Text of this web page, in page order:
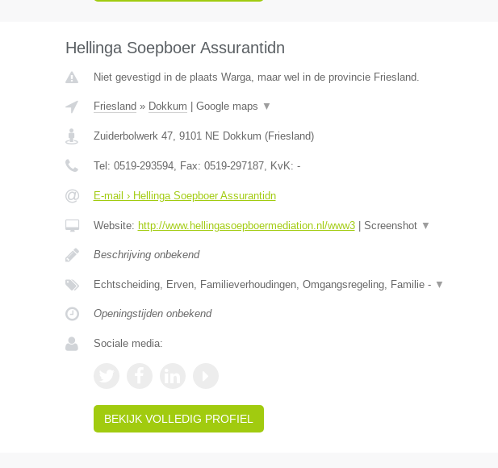
Hellinga Soepboer Assurantidn
Niet gevestigd in de plaats Warga, maar wel in de provincie Friesland.
Friesland » Dokkum Google maps ▼
Zuiderbolwerk 47, 9101 NE Dokkum (Friesland)
Tel: 0519-293594, Fax: 0519-297187, KvK: -
E-mail › Hellinga Soepboer Assurantidn
Website: http://www.hellingasoepboermediation.nl/www3| Screenshot ▼
Beschrijving onbekend
Echtscheiding, Erven, Familieverhoudingen, Omgangsregeling, Familie - ▼
Openingstijden onbekend
Sociale media:
BEKIJK VOLLEDIG PROFIEL